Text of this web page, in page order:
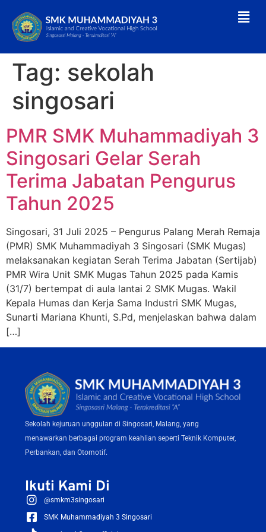
Tag: sekolah
singosari
PMR SMK Muhammadiyah 3
Singosari Gelar Serah
Terima Jabatan Pengurus
Tahun 2025
Singosari, 31 Juli 2025 – Pengurus Palang Merah Remaja
(PMR) SMK Muhammadiyah 3 Singosari (SMK Mugas)
melaksanakan kegiatan Serah Terima Jabatan (Sertijab)
PMR Wira Unit SMK Mugas Tahun 2025 pada Kamis
(31/7) bertempat di aula lantai 2 SMK Mugas. Wakil
Kepala Humas dan Kerja Sama Industri SMK Mugas,
Sunarti Mariana Khunti, S.Pd, menjelaskan bahwa dalam
[…]
Sekolah kejuruan unggulan di Singosari, Malang, yang
menawarkan berbagai program keahlian seperti Teknik Komputer,
Perbankan, dan Otomotif.
Ikuti Kami Di
@smkm3singosari
SMK Muhammadiyah 3 Singosari